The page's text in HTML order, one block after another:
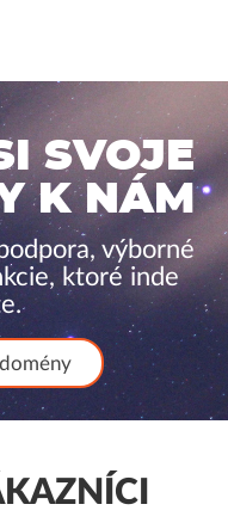
SVOJE
K NÁM
výborné
ktoré inde